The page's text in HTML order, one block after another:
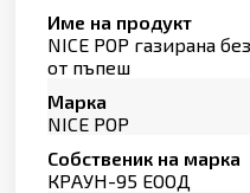
Име на продукт
NICE POP газирана
от пъпеш
Марка
NICE POP
Собственик на марка
КРАУН-95 ЕООД